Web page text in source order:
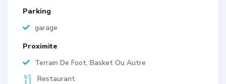
Parking
garage
Proximite
Terrain De Foot, Basket Ou Autre
Restaurant